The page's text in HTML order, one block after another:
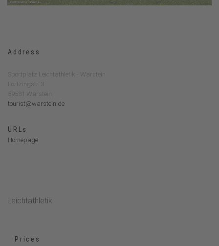
Address
Sportplatz Leichtathletik - Warstein
Lortzingstr. 3
59581 Warstein
tourist@warstein.de
URLs
Homepage
Leichtathletik
Prices